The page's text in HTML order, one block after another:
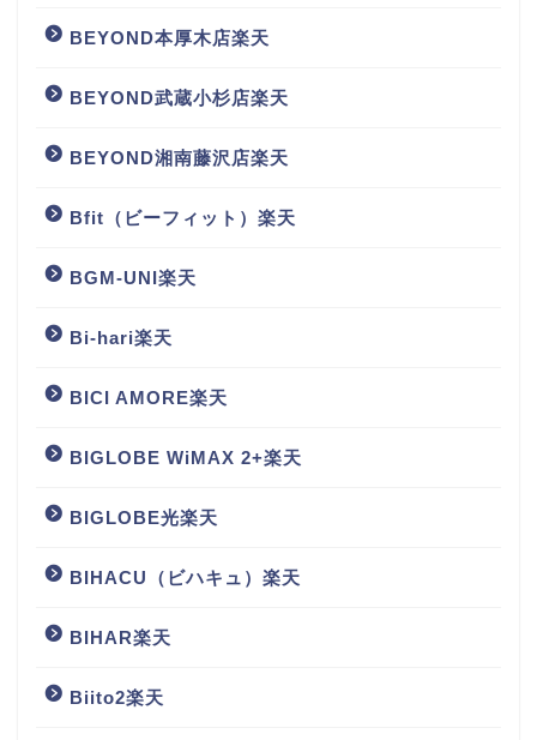
BEYOND本厚木店楽天
BEYOND武蔵小杉店楽天
BEYOND湘南藤沢店楽天
Bfit（ビーフィット）楽天
BGM‐UNI楽天
Bi-hari楽天
BICI AMORE楽天
BIGLOBE WiMAX 2+楽天
BIGLOBE光楽天
BIHACU（ビハキュ）楽天
BIHAR楽天
Biito2楽天